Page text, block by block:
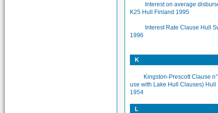
Interest on average
K25 Hull Finland 1995
Interest Rate Clause Hull
1996
K
Kingston-Prescott Clause
use with Lake Hull Clauses) Hull
1954
L